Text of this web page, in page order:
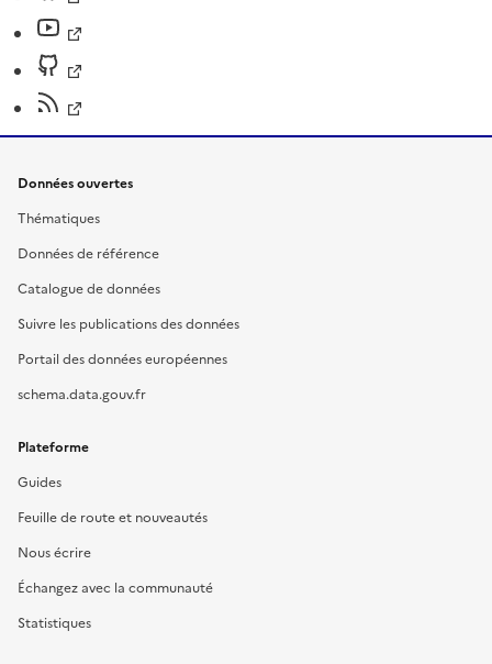
Données ouvertes
Thématiques
Données de référence
Catalogue de données
Suivre les publications des données
Portail des données européennes
schema.data.gouv.fr
Plateforme
Guides
Feuille de route et nouveautés
Nous écrire
Échangez avec la communauté
Statistiques